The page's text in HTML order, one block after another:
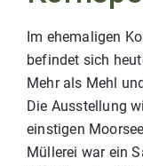
Im ehemaligen
befindet sich
Mehr als Mehl
Die Ausstellung
einstigen
Müllerei war ein